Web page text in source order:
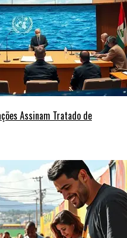
Assinam Tratado de